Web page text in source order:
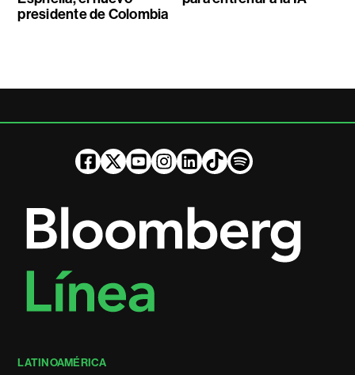
presidente de Colombia
LATINOAMÉRICA